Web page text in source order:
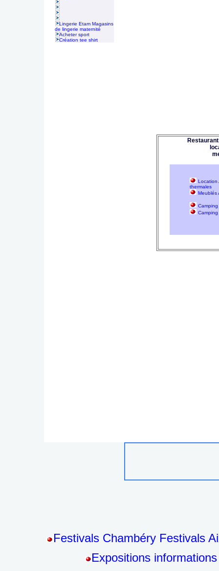
Lingerie Etam Magasins
de lingerie maternité
Acheter sport
Création tee shirt
Location
thermales
Meublés
Festivals Chambéry Festivals
Expositions